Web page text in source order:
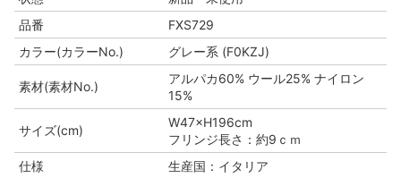
品番
FXS729
カラー(カラーNo.)
グレー系 (F0KZJ)
素材(素材No.)
アルパカ60% ウール25% ナイロン
15%
サイズ(cm)
W47×H196cm
フリンジ長さ：約9ｃｍ
仕様
生産国：イタリア